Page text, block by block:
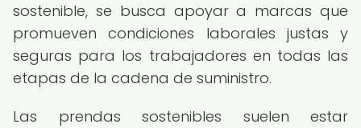
sostenible, se busca apoyar a marcas que
promueven condiciones laborales justas y
seguras para los trabajadores en todas las
etapas de la cadena de suministro.
Las prendas sostenibles suelen estar